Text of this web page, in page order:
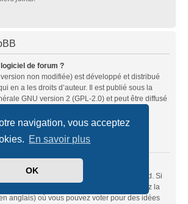
navigation, vous acceptez
En savoir plus
OK
de forum ?
non modifiée) est développé et distribué
en a les droits d’auteur. Il est publié sous la
GNU version 2 (GPL-2.0) et peut être diffusé
(en anglais).
et mis sous licence par phpBB Limited. Si
fonctionnalité nécessite d’être ajoutée, visitez la
anglais) où vous pouvez voter pour des idées